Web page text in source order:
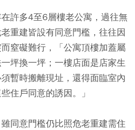
許多4至6層樓老公寓，過往無
重建皆設有同意門檻，往往因
窒礙難行，「公寓頂樓加蓋屬
坪換一坪；一樓店面是店家生
暫時搬離現址，還得面臨室內
住戶同意的誘因。」
同意門檻仍比照危老重建需住